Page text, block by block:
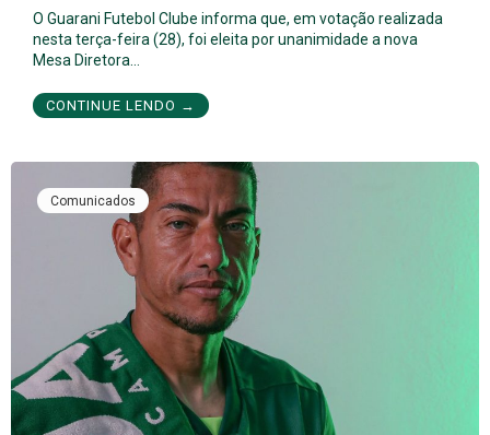
O Guarani Futebol Clube informa que, em votação realizada
nesta terça-feira (28), foi eleita por unanimidade a nova
Mesa Diretora…
CONTINUE LENDO →
Comunicados